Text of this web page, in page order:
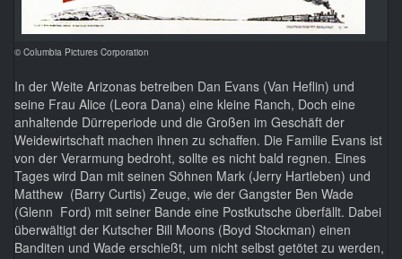
© Columbia Pictures Corporation
In der Weite Arizonas betreiben Dan Evans (Van Heflin) und
seine Frau Alice (Leora Dana) eine kleine Ranch, Doch eine
anhaltende Dürreperiode und die Großen im Geschäft der
Weidewirtschaft machen ihnen zu schaffen. Die Familie Evans ist
von der Verarmung bedroht, sollte es nicht bald regnen. Eines
Tages wird Dan mit seinen Söhnen Mark (Jerry Hartleben) und
Matthew (Barry Curtis) Zeuge, wie der Gangster Ben Wade
(Glenn Ford) mit seiner Bande eine Postkutsche überfällt. Dabei
überwältigt der Kutscher Bill Moons (Boyd Stockman) einen
Banditen und Wade erschießt, um nicht selbst getötet zu werden,